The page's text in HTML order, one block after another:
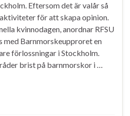
Eftersom det är valår så
för att skapa opinion.
kvinnodagen, anordnar RFSU
med Barnmorskeupproret en
förlossningar i Stockholm.
brist på barnmorskor i …